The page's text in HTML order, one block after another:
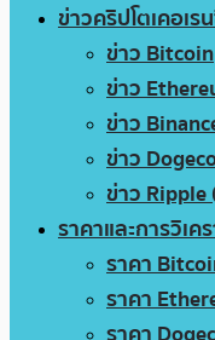
ข่าวคริปโตเคอเร
ข่าว Bitcoin
ข่าว
ข่าว
ข่าว
ข่าว Ripple
ราคาและการวิเค
ราคา
ราคา